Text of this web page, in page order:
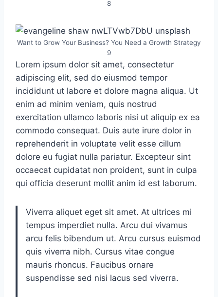
8
Want to Grow Your Business? You Need a Growth Strategy
9
Lorem ipsum dolor sit amet, consectetur
adipiscing elit, sed do eiusmod tempor
incididunt ut labore et dolore magna aliqua. Ut
enim ad minim veniam, quis nostrud
exercitation ullamco laboris nisi ut aliquip ex ea
commodo consequat. Duis aute irure dolor in
reprehenderit in voluptate velit esse cillum
dolore eu fugiat nulla pariatur. Excepteur sint
occaecat cupidatat non proident, sunt in culpa
qui officia deserunt mollit anim id est laborum.
Viverra aliquet eget sit amet. At ultrices mi
tempus imperdiet nulla. Arcu dui vivamus
arcu felis bibendum ut. Arcu cursus euismod
quis viverra nibh. Cursus vitae congue
mauris rhoncus. Faucibus ornare
suspendisse sed nisi lacus sed viverra.